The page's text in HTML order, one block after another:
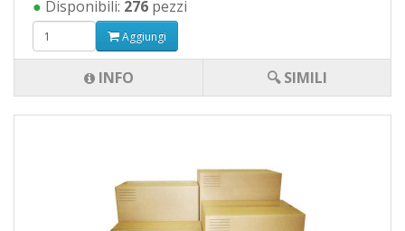
● Disponibili: 276 pezzi
Aggiungi
INFO 🔍 SIMILI